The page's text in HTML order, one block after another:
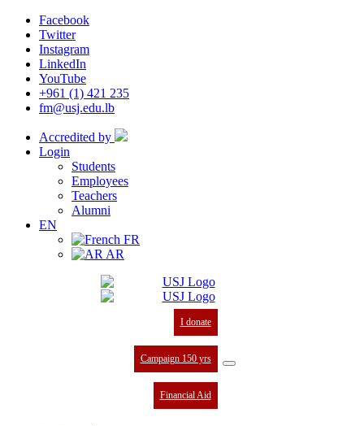
Facebook
Twitter
Instagram
LinkedIn
YouTube
+961 (1) 421 235
fm@usj.edu.lb
Accredited by
Login
Students
Employees
Teachers
Alumni
EN
FR
AR
I donate
Campaign 150 yrs
Financial Aid